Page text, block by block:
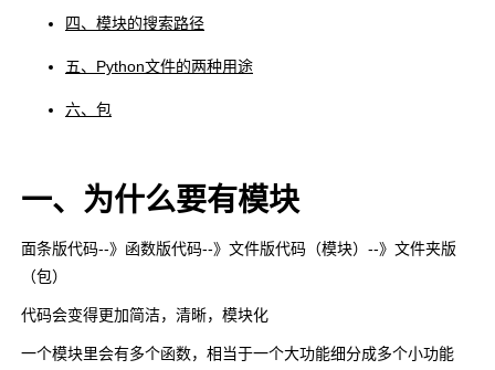
四、模块的搜索路径
五、Python文件的两种用途
六、包
一、为什么要有模块
面条版代码--》函数版代码--》文件版代码（模块）--》文件夹版
（包）
代码会变得更加简洁，清晰，模块化
一个模块里会有多个函数，相当于一个大功能细分成多个小功能